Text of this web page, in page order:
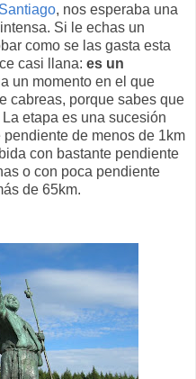
, nos esperaba una
Si le echas un
como se las gasta esta
casi llana: es un
un momento en el que
cabreas, porque sabes que
etapa es una sucesión
de menos de 1km
con bastante pendiente
o con poca pendiente
de 65km.